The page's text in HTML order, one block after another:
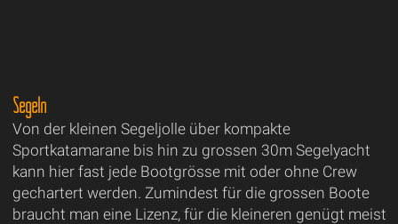
Segeln
Von der kleinen Segeljolle über kompakte
Sportkatamarane bis hin zu grossen 30m Segelyacht
kann hier fast jede Bootgrösse mit oder ohne Crew
gechartert werden. Zumindest für die grossen Boote
braucht man eine Lizenz, für die kleineren genügt meist